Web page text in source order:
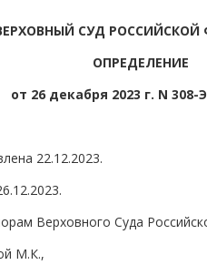
СУД РОССИЙСКОЙ
ОПРЕДЕЛЕНИЕ
от 26 декабря 2023 г. N 308-
22.12.2023.
Верховного Суда
М.К.,